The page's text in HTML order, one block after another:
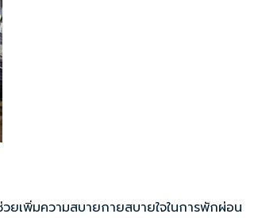
ยเพิ่มความสบายกายสบายใจในการพักผ่อน